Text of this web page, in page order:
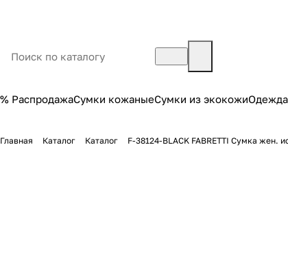
% РаспродажаСумки кожаныеСумки из экокожиОдежда
Главная Каталог Каталог F-38124-BLACK FABRETTI Сумка жен.